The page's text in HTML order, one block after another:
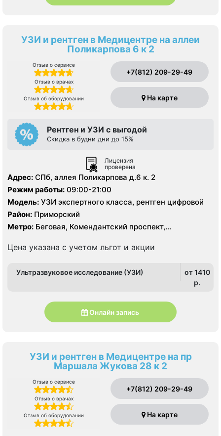
УЗИ и рентген в Медицентре на аллеи
Поликарпова 6 к 2
Отзыв о сервисе
Отзыв о врачах
Отзыв об оборудовании
+7(812) 209-29-49
На карте
Рентген и УЗИ с выгодой
Скидка в будни дни до 15%
Лицензия
проверена
Адрес: СПб, аллея Поликарпова д.6 к. 2
Режим работы: 09:00-21:00
Модель: УЗИ экспертного класса, рентген цифровой
Район: Приморский
Метро: Беговая, Комендантский проспект,
Цена указана с учетом льгот и акции
Ультразвуковое исследование (УЗИ)
от 1410
p.
Онлайн запись
УЗИ и рентген в Медицентре на пр
Маршала Жукова 28 к 2
Отзыв о сервисе
Отзыв о врачах
Отзыв об оборудовании
+7(812) 209-29-49
На карте